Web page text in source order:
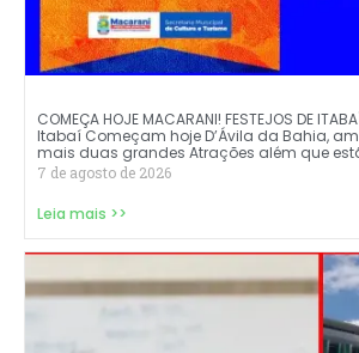
COMEÇA HOJE MACARANI! FESTEJOS DE
Itabaí Começam hoje D’Ávila da Bahia,
mais duas grandes Atrações além que
7 de agosto de 2026
Leia mais >>